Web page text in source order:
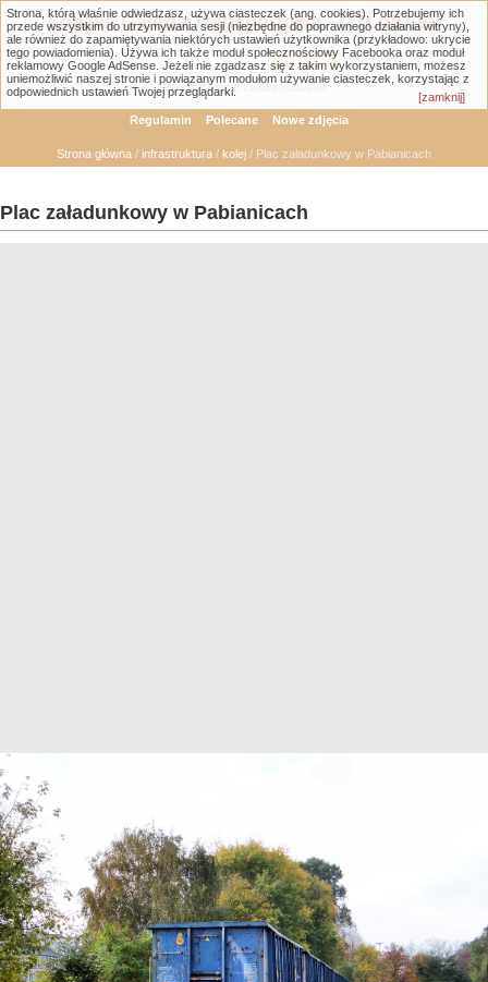
Łódzka Galeria Transportowa - GTLodz.eu
Wyszukiwanie zaawansowane
Regulamin Polecane Nowe zdjęcia
Strona główna / infrastruktura / kolej / Plac załadunkowy w Pabianicach
Plac załadunkowy w Pabianicach
Strona, którą właśnie odwiedzasz, używa ciasteczek (ang. cookies). Potrzebujemy ich
przede wszystkim do utrzymywania sesji (niezbędne do poprawnego działania witryny),
ale również do zapamiętywania niektórych ustawień użytkownika (przykładowo: ukrycie
tego powiadomienia). Używa ich także moduł społecznościowy Facebooka oraz moduł
reklamowy Google AdSense. Jeżeli nie zgadzasz się z takim wykorzystaniem, możesz
uniemożliwić naszej stronie i powiązanym modułom używanie ciasteczek, korzystając z
odpowiednich ustawień Twojej przeglądarki.
[zamknij]